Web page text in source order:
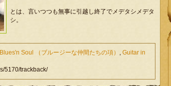
とは、言いつつも無事に引越し終了でメデタシメデタ
シ。
Blues'n Soul （ブルージーな仲間たちの項） , Guitar in
5170/trackback/